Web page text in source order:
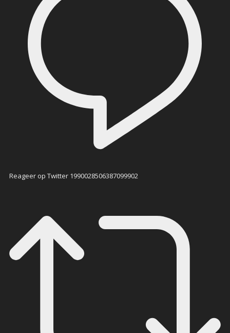
Reageer op Twitter 1990028506387099902